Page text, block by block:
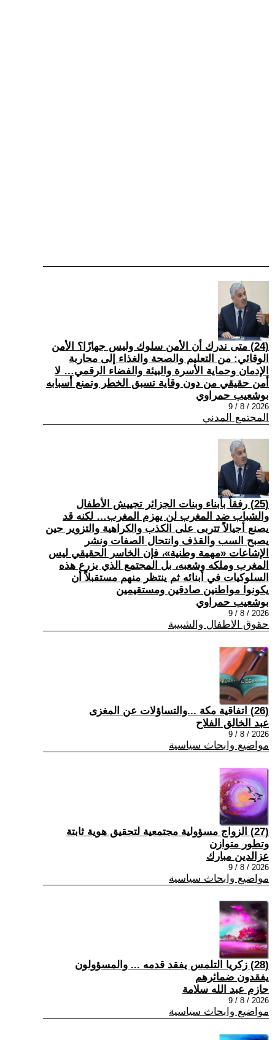
(24) متى ندرك أن الأمن سلوك وليس جهازًا؟ الأمن
الوقائي: من التعليم والصحة والغذاء إلى محاربة
الإدمان وحماية الأسرة والبيئة والفضاء الرقمي… لا
أمن حقيقي من دون وقاية تسبق الخطر وتمنع أسبابه
بوشعيب حمراوي
2026 / 8 / 9
المجتمع المدني
(25) رفقاً بأبناء وبنات الجزائر تجييش الأطفال
والشباب ضد المغرب لن يهزم المغرب… لكنه قد
يصنع أجيالاً تتربى على الكذب والكراهية والتزوير حين
يصبح السب والقذف وانتحال الصفات ونشر
الإشاعات «مهمة وطنية»، فإن الخاسر الحقيقي ليس
المغرب وملكه وشعبه، بل المجتمع الذي يزرع هذه
السلوكيات في أبنائه ثم ينتظر منهم مستقبلاً أن
يكونوا مواطنين صادقين ومستقيمين
بوشعيب حمراوي
2026 / 8 / 9
حقوق الاطفال والشبيبة
(26) اتفاقية مكة ...والتساؤلات عن المغزى
عبد الخالق الفلاح
2026 / 8 / 9
مواضيع وابحاث سياسية
(27) الزواج مسؤولية مجتمعية لتحقيق هوية ثابتة
وتطور متوازن
عزالدين مبارك
2026 / 8 / 9
مواضيع وابحاث سياسية
(28) زكريا التلمس يفقد قدمه ... والمسؤولون
يفقدون ضمائرهم
حازم عبد الله سلامة
2026 / 8 / 9
مواضيع وابحاث سياسية